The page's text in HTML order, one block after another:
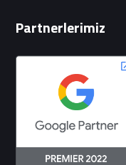
Partnerlerimiz